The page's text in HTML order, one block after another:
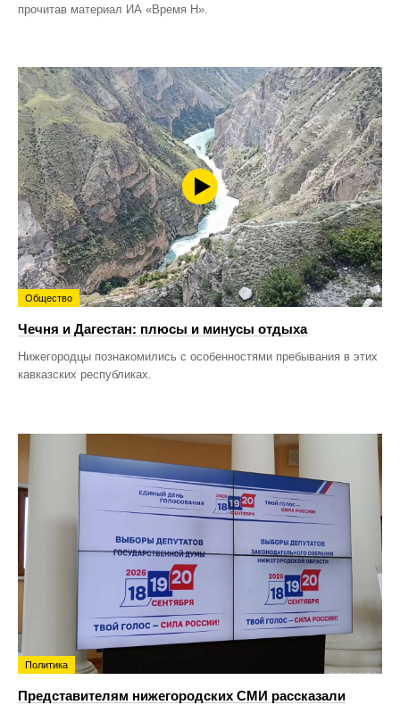
прочитав материал ИА «Время Н».
Общество
Чечня и Дагестан: плюсы и минусы отдыха
Нижегородцы познакомились с особенностями пребывания в этих
кавказских республиках.
Политика
Представителям нижегородских СМИ рассказали